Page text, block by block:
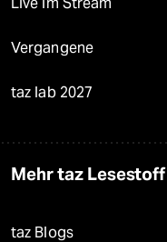
Vergangene
taz lab 2027
Mehr taz Lesestoff
taz Blogs